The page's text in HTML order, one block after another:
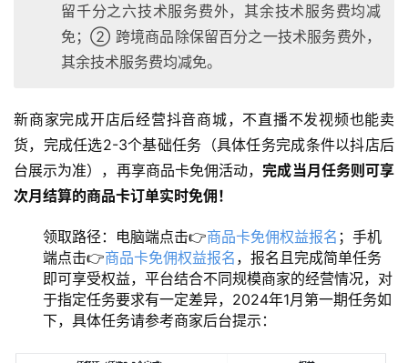
留千分之六技术服务费外，其余技术服务费均减
免；② 跨境商品除保留百分之一技术服务费外，
其余技术服务费均减免。
新商家完成开店后经营抖音商城，不直播不发视频也能卖
货，完成任选2-3个基础任务（具体任务完成条件以抖店后
台展示为准），再享商品卡免佣活动，完成当月任务则可享
次月结算的商品卡订单实时免佣！
领取路径：电脑端点击👉商品卡免佣权益报名 ；手机
端点击👉商品卡免佣权益报名 ，报名且完成简单任务
即可享受权益，平台结合不同规模商家的经营情况，对
于指定任务要求有一定差异，2024年1月第一期任务如
下，具体任务请参考商家后台提示：